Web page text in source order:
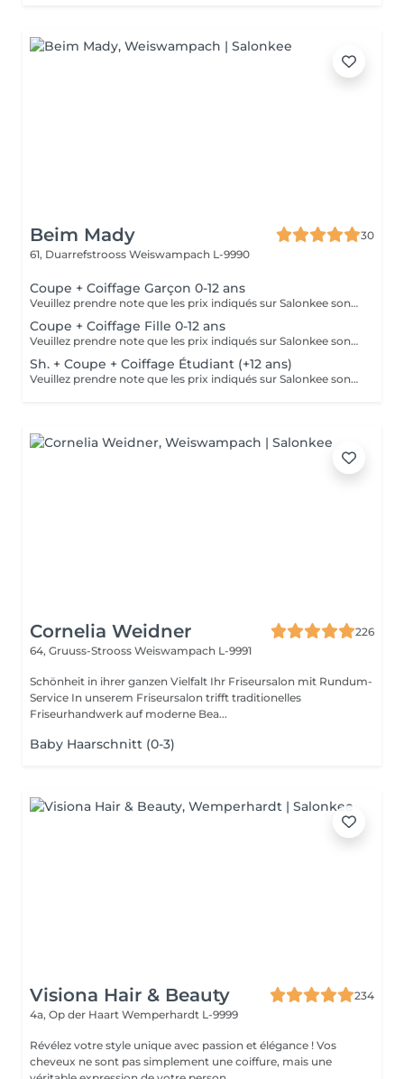
Beim Mady
30
61, Duarrefstrooss Weiswampach L-9990
Coupe + Coiffage Garçon 0-12 ans
Veuillez prendre note que les prix indiqués sur Salonkee sont communiqués à titre informatif et s'entendent de base. Ces derniers sont susceptibles de varier selon le diagnostic réalisé à votre arrivée au salon et l'expertise du professionnel à qui vous confiez votre beauté. Dans tous les cas, un devis précis vous sera proposé et toutes réalisations de prestations seront effectuées avec votre accord. Un grand merci d'avance pour votre compréhension. Au plaisir de vous recevoir très vite.
Coupe + Coiffage Fille 0-12 ans
Veuillez prendre note que les prix indiqués sur Salonkee sont communiqués à titre informatif et s'entendent de base. Ces derniers sont susceptibles de varier selon le diagnostic réalisé à votre arrivée au salon et l'expertise du professionnel à qui vous confiez votre beauté. Dans tous les cas, un devis précis vous sera proposé et toutes réalisations de prestations seront effectuées avec votre accord. Un grand merci d'avance pour votre compréhension. Au plaisir de vous recevoir très vite.
Sh. + Coupe + Coiffage Étudiant (+12 ans)
Veuillez prendre note que les prix indiqués sur Salonkee sont communiqués à titre informatif et s'entendent de base. Ces derniers sont susceptibles de varier selon le diagnostic réalisé à votre arrivée au salon et l'expertise du professionnel à qui vous confiez votre beauté. Dans tous les cas, un devis précis vous sera proposé et toutes réalisations de prestations seront effectuées avec votre accord. Un grand merci d'avance pour votre compréhension. Au plaisir de vous recevoir très vite.
Cornelia Weidner
226
64, Gruuss-Strooss Weiswampach L-9991
Schönheit in ihrer ganzen Vielfalt Ihr Friseursalon mit Rundum-
Service In unserem Friseursalon trifft traditionelles
Friseurhandwerk auf moderne Bea...
Baby Haarschnitt (0-3)
Visiona Hair & Beauty
234
4a, Op der Haart Wemperhardt L-9999
Révélez votre style unique avec passion et élégance ! Vos
cheveux ne sont pas simplement une coiffure, mais une